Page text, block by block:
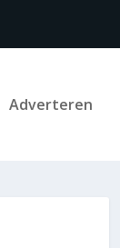
Adverteren